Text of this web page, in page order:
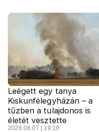
Leégett egy tanya
Kiskunfélegyházán – a
tűzben a tulajdonos is
életét vesztette
2026.08.07 | 19:10